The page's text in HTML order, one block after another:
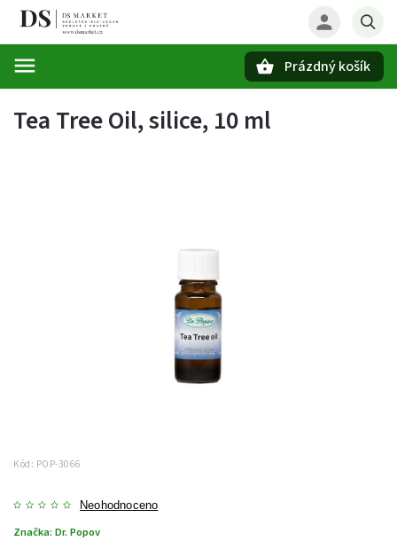
Prázdný košík
Tea Tree Oil, silice, 10 ml
Kód: POP-3066
Neohodnoceno
Značka: Dr. Popov